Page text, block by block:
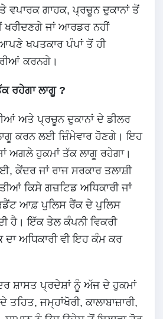
ਵਪਾਰਕ ਗਾਹਕ, ਪ੍ਰਚੂਨ ਦੁਕਾਨਾਂ ਤੋਂ
ਖਰੀਦਣਗੇ ਜਾਂ ਆਰਡਰ ਨਹੀਂ
ਖਪਤਕਾਰ ਪੰਪਾਂ ਤੋਂ ਹੀ
ਕਰਨਗੇ।
ਰਹੇਗਾ ਲਾਗੂ ?
ਅਤੇ ਪ੍ਰਚੂਨ ਦੁਕਾਨਾਂ ਦੇ ਡੀਲਰ
ਕਰਨ ਲਈ ਜ਼ਿੰਮੇਵਾਰ ਹੋਣਗੇ। ਇਹ
ਅਗਲੇ ਹੁਕਮਾਂ ਤੱਕ ਲਾਗੂ ਰਹੇਗਾ।
ਕੇਂਦਰ ਜਾਂ ਰਾਜ ਸਰਕਾਰ ਤਲਾਸ਼ੀ
ਕਿਸੇ ਗਜ਼ਟਿਡ ਅਧਿਕਾਰੀ ਜਾਂ
ਆਫ਼ ਪੁਲਿਸ ਰੈਂਕ ਦੇ ਪੁਲਿਸ
ਹੈ। ਇੱਕ ਤੇਲ ਕੰਪਨੀ ਵਿਕਰੀ
ਦਾ ਅਧਿਕਾਰੀ ਵੀ ਇਹ ਕੰਮ ਕਰ
ਸ਼ਾਸਤ ਪ੍ਰਦੇਸ਼ਾਂ ਨੂੰ ਅੱਜ ਦੇ ਹੁਕਮਾਂ
ਜਮ੍ਹਾਂਖੋਰੀ, ਕਾਲਾਬਾਜ਼ਾਰੀ,